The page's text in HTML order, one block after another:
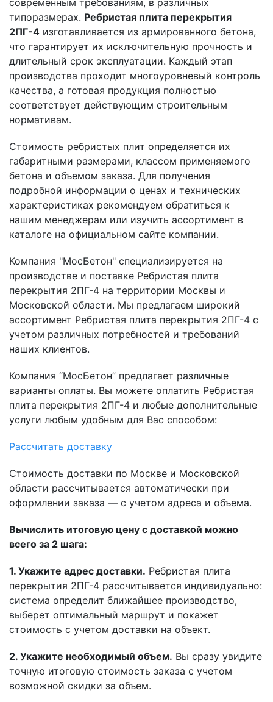
современным требованиям, в различных
типоразмерах. Ребристая плита перекрытия
2ПГ-4 изготавливается из армированного бетона,
что гарантирует их исключительную прочность и
длительный срок эксплуатации. Каждый этап
производства проходит многоуровневый контроль
качества, а готовая продукция полностью
соответствует действующим строительным
нормативам.
Стоимость ребристых плит определяется их
габаритными размерами, классом применяемого
бетона и объемом заказа. Для получения
подробной информации о ценах и технических
характеристиках рекомендуем обратиться к
нашим менеджерам или изучить ассортимент в
каталоге на официальном сайте компании.
Компания "МосБетон" специализируется на
производстве и поставке Ребристая плита
перекрытия 2ПГ-4 на территории Москвы и
Московской области. Мы предлагаем широкий
ассортимент Ребристая плита перекрытия 2ПГ-4 с
учетом различных потребностей и требований
наших клиентов.
Компания “МосБетон” предлагает различные
варианты оплаты. Вы можете оплатить Ребристая
плита перекрытия 2ПГ-4 и любые дополнительные
услуги любым удобным для Вас способом:
Рассчитать доставку
Стоимость доставки по Москве и Московской
области рассчитывается автоматически при
оформлении заказа — с учетом адреса и объема.
Вычислить итоговую цену с доставкой можно
всего за 2 шага:
1. Укажите адрес доставки. Ребристая плита
перекрытия 2ПГ-4 рассчитывается индивидуально:
система определит ближайшее производство,
выберет оптимальный маршрут и покажет
стоимость с учетом доставки на объект.
2. Укажите необходимый объем. Вы сразу увидите
точную итоговую стоимость заказа с учетом
возможной скидки за объем.